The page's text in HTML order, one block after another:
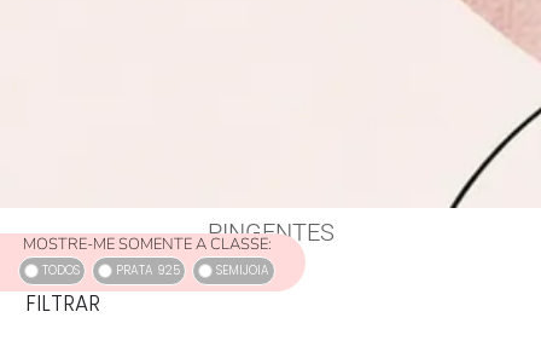
PINGENTES
MOSTRE-ME SOMENTE A CLASSE:
TODOS PRATA 925 SEMIJOIA
FILTRAR